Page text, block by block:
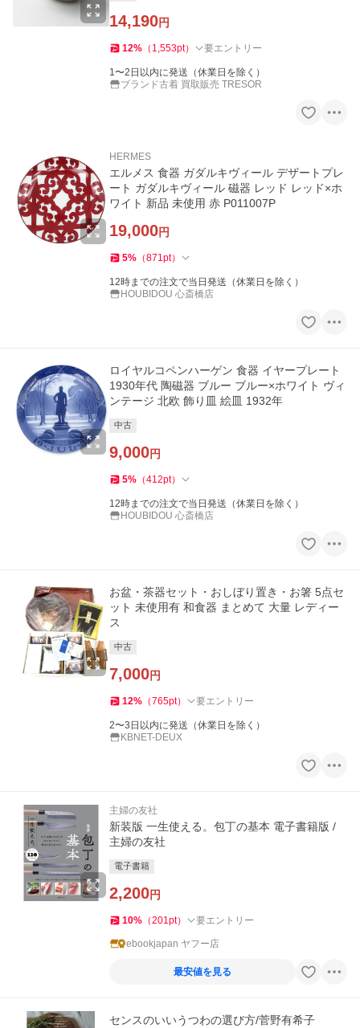
14,190円
12% （ 1,553pt） 要エントリー
1〜2日以内に発送（休業日を除く）
ブランド古着 買取販売 TRESOR
HERMES
エルメス 食器 ガダルキヴィール デザートプレ
ート ガダルキヴィール 磁器 レッド レッド×ホ
ワイト 新品 未使用 赤 P011007P
19,000円
5% （871pt）
12時までの注文で当日発送（休業日を除く）
HOUBIDOU 心斎橋店
ロイヤルコペンハーゲン 食器 イヤープレート
1930年代 陶磁器 ブルー ブルー×ホワイト ヴィ
ンテージ 北欧 飾り皿 絵皿 1932年
中古
9,000円
5% （412pt）
12時までの注文で当日発送（休業日を除く）
HOUBIDOU 心斎橋店
お盆・茶器セット・おしぼり置き・お箸 5点セ
ット 未使用有 和食器 まとめて 大量 レディー
ス
中古
7,000円
12% （765pt） 要エントリー
2〜3日以内に発送（休業日を除く）
KBNET-DEUX
主婦の友社
新装版 一生使える。包丁の基本 電子書籍版 /
主婦の友社
電子書籍
2,200円
10% （201pt） 要エントリー
ebookjapan ヤフー店
最安値を見る
センスのいいうつわの選び方/菅野有希子